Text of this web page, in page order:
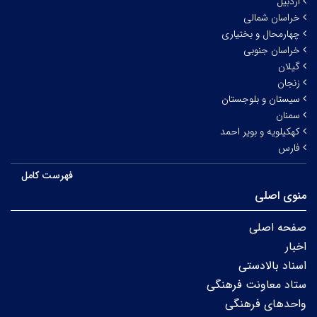
خراسان شمالی
چهارمحال و بختیاری
خراسان جنوبی
گیلان
زنجان
سیستان و بلوجستان
سمنان
کهکیلویه و بویر احمد
فارس
فهرست کامل
منوی اصلی
صفحه اصلی
اخبار
اسناد بالادستی
ستاد معاونت فرهنگی
واحدهای فرهنگی